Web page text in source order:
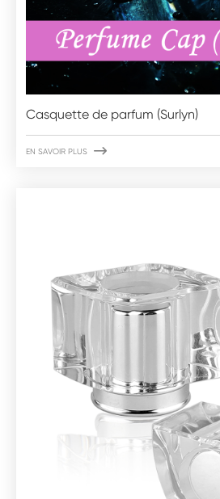
Casquette de parfum (Surlyn)
EN SAVOIR PLUS 